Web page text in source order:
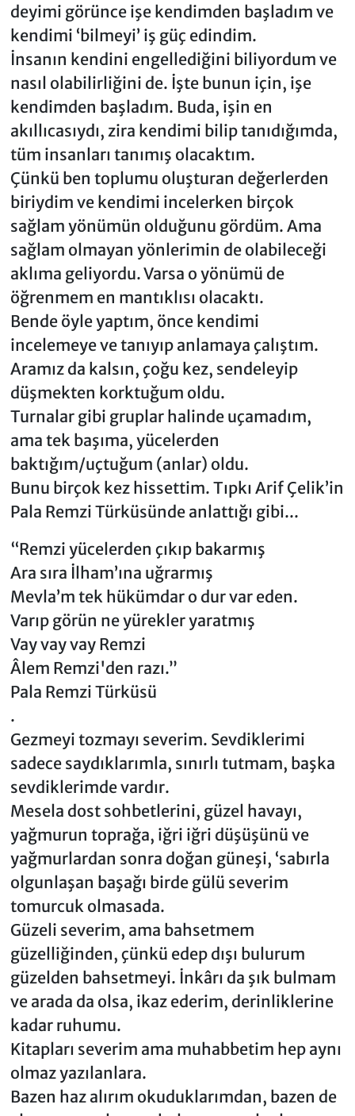
deyimi görünce işe kendimden başladım ve
kendimi ‘bilmeyi’ iş güç edindim.
İnsanın kendini engellediğini biliyordum ve
nasıl olabilirliğini de. İşte bunun için, işe
kendimden başladım. Buda, işin en
akıllıcasıydı, zira kendimi bilip tanıdığımda,
tüm insanları tanımış olacaktım.
Çünkü ben toplumu oluşturan değerlerden
biriydim ve kendimi incelerken birçok
sağlam yönümün olduğunu gördüm. Ama
sağlam olmayan yönlerimin de olabileceği
aklıma geliyordu. Varsa o yönümü de
öğrenmem en mantıklısı olacaktı.
Bende öyle yaptım, önce kendimi
incelemeye ve tanıyıp anlamaya çalıştım.
Aramız da kalsın, çoğu kez, sendeleyip
düşmekten korktuğum oldu.
Turnalar gibi gruplar halinde uçamadım,
ama tek başıma, yücelerden
baktığım/uçtuğum (anlar) oldu.
Bunu birçok kez hissettim. Tıpkı Arif Çelik’in
Pala Remzi Türküsünde anlattığı gibi...
“Remzi yücelerden çıkıp bakarmış
Ara sıra İlham’ına uğrarmış
Mevla’m tek hükümdar o dur var eden.
Varıp görün ne yürekler yaratmış
Vay vay vay Remzi
Âlem Remzi'den razı.”
Pala Remzi Türküsü
.
Gezmeyi tozmayı severim. Sevdiklerimi
sadece saydıklarımla, sınırlı tutmam, başka
sevdiklerimde vardır.
Mesela dost sohbetlerini, güzel havayı,
yağmurun toprağa, iğri iğri düşüşünü ve
yağmurlardan sonra doğan güneşi, ‘sabırla
olgunlaşan başağı birde gülü severim
tomurcuk olmasada.
Güzeli severim, ama bahsetmem
güzelliğinden, çünkü edep dışı bulurum
güzelden bahsetmeyi. İnkârı da şık bulmam
ve arada da olsa, ikaz ederim, derinliklerine
kadar ruhumu.
Kitapları severim ama muhabbetim hep aynı
olmaz yazılanlara.
Bazen haz alırım okuduklarımdan, bazen de